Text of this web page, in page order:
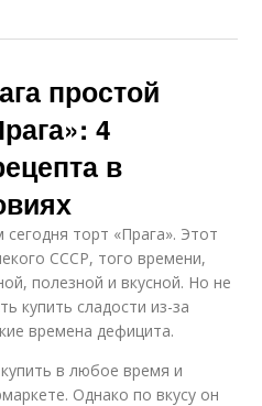
простой
4
в
торт «Прага». Этот
СССР, того времени,
полезной и вкусной. Но не
купить сладости из-за
времена дефицита.
в любое время и
Однако по вкусу он